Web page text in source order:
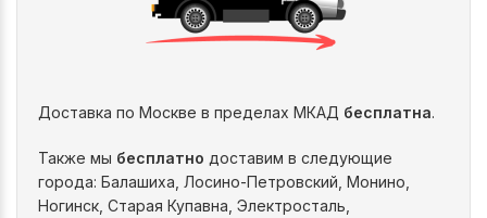
Доставка по Москве в пределах МКАД бесплатна.
Также мы бесплатно доставим в следующие
города: Балашиха, Лосино-Петровский, Монино,
Ногинск, Старая Купавна, Электросталь,